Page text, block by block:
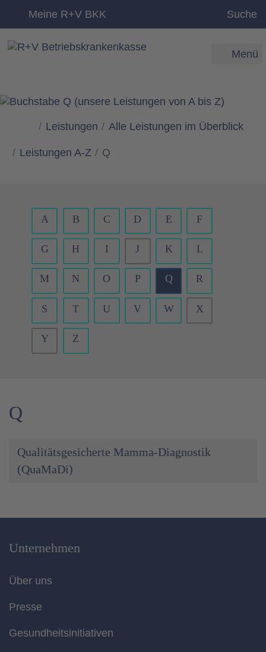
Meine R+V BKK Suche
Menü
Leistungen Alle Leistungen im Überblick
Leistungen A-Z Q
A B C D E F
G H I J K L
M N O P Q R
S T U V W X
Y Z
Q
Qualitätsgesicherte Mamma-Diagnostik
(QuaMaDi)
Unternehmen
Über uns
Presse
Gesundheitsinitiativen